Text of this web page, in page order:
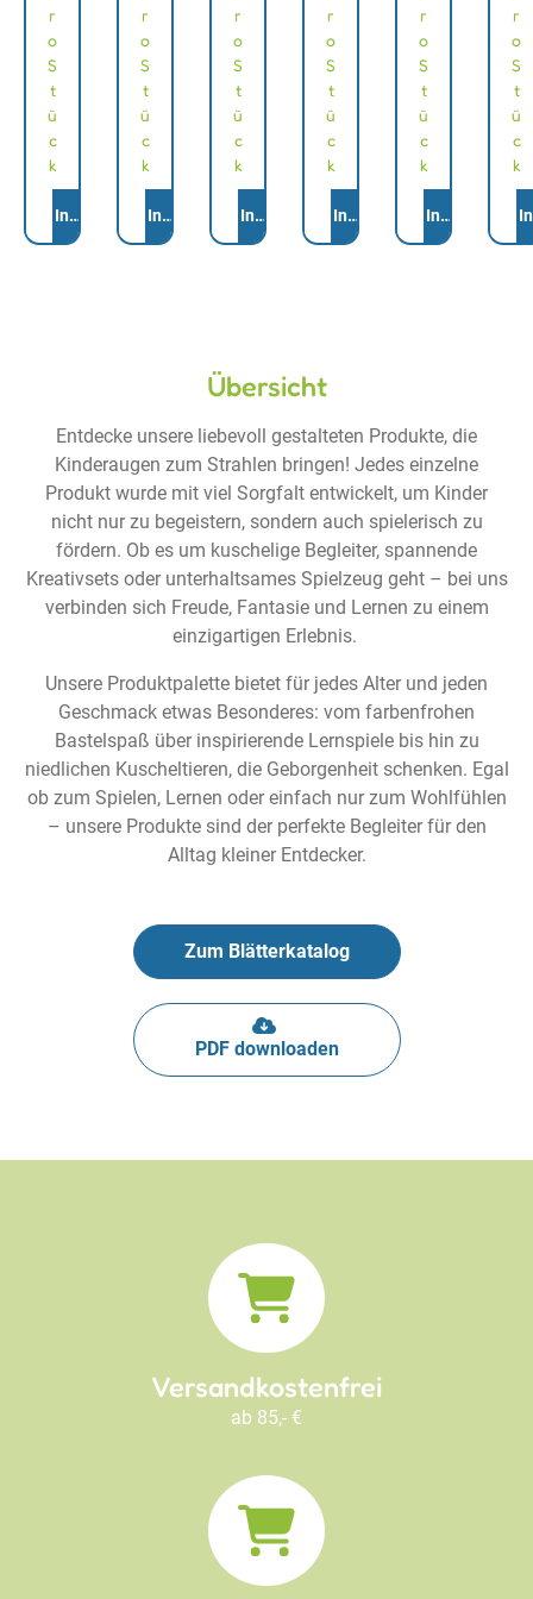
r
o
S
t
ü
c
k
In den Warenkorb
r
o
S
t
ü
c
k
In den Warenkorb
r
o
S
t
ü
c
k
In den Warenkorb
r
o
S
t
ü
c
k
In den Warenkorb
r
o
S
t
ü
c
k
In den
r
o
S
t
ü
c
k
Übersicht
Entdecke unsere liebevoll gestalteten Produkte, die
Kinderaugen zum Strahlen bringen! Jedes einzelne
Produkt wurde mit viel Sorgfalt entwickelt, um Kinder
nicht nur zu begeistern, sondern auch spielerisch zu
fördern. Ob es um kuschelige Begleiter, spannende
Kreativsets oder unterhaltsames Spielzeug geht – bei uns
verbinden sich Freude, Fantasie und Lernen zu einem
einzigartigen Erlebnis.
Unsere Produktpalette bietet für jedes Alter und jeden
Geschmack etwas Besonderes: vom farbenfrohen
Bastelspaß über inspirierende Lernspiele bis hin zu
niedlichen Kuscheltieren, die Geborgenheit schenken. Egal
ob zum Spielen, Lernen oder einfach nur zum Wohlfühlen
– unsere Produkte sind der perfekte Begleiter für den
Alltag kleiner Entdecker.
Zum Blätterkatalog
PDF downloaden
Versandkostenfrei
ab 85,- €